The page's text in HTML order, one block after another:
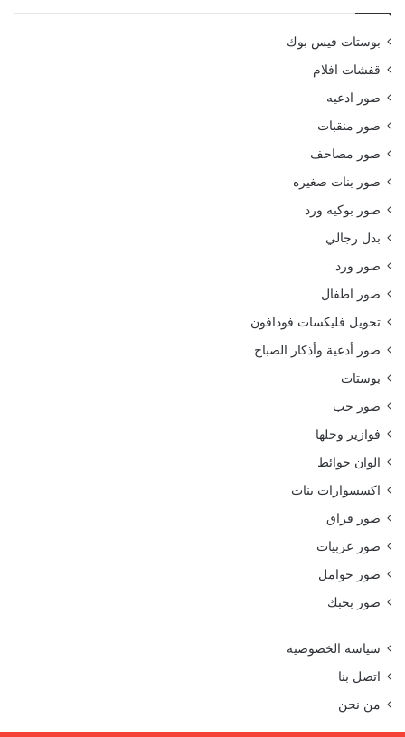
بوستات فيس بوك
قفشات افلام
صور ادعيه
صور منقبات
صور مصاحف
صور بنات صغيره
صور بوكيه ورد
بدل رجالي
صور ورد
صور اطفال
تحويل فليكسات فودافون
صور أدعية وأذكار الصباح
بوستات
صور حب
فوازير وحلها
الوان حوائط
اكسسوارات بنات
صور فراق
صور عربيات
صور حوامل
صور بحبك
سياسة الخصوصية
اتصل بنا
من نحن